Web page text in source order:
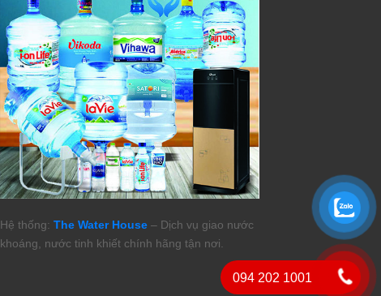
Hệ thống: The Water House – Dịch vụ giao nước
khoáng, nước tinh khiết chính hãng tận nơi.
094 202 1001